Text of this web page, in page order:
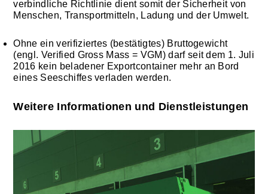
verbindliche Richtlinie dient somit der Sicherheit von
Menschen, Transportmitteln, Ladung und der Umwelt.
Ohne ein verifiziertes (bestätigtes) Bruttogewicht
(engl. Verified Gross Mass = VGM) darf seit dem 1. Juli
2016 kein beladener Exportcontainer mehr an Bord
eines Seeschiffes verladen werden.
Weitere Informationen und Dienstleistungen